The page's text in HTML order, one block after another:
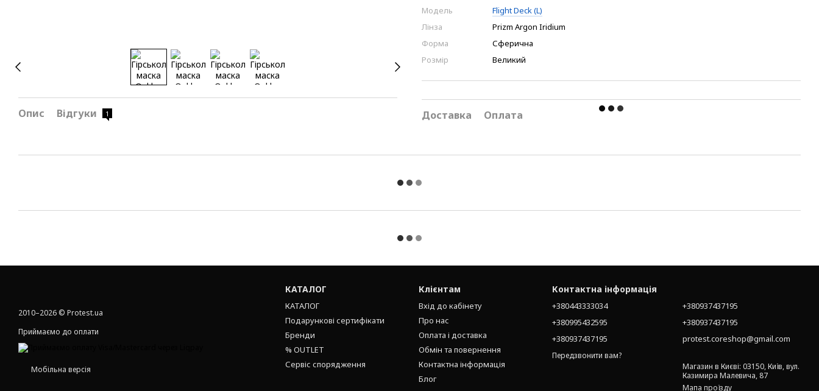
Опис Відгуки 1
Модель
Flight Deck (L)
Лінза
Prizm Argon Iridium
Форма
Сферична
Розмір
Великий
Доставка Оплата
2010–2026 © Protest.ua
Приймаємо до оплати
Мобільна версія
КАТАЛОГ
КАТАЛОГ
Подарункові сертифікати
Бренди
% OUTLET
Сервіс спорядження
Клієнтам
Вхід до кабінету
Про нас
Оплата і доставка
Обмін та повернення
Контактна інформація
Блог
Контактна інформація
+380443333034
+380995432595
+380937437195
Передзвонити вам?
+380937437195
+380937437195
protest.coreshop@gmail.com
Магазин в Києві: 03150, Київ, вул.
Казимира Малевича, 87
Мапа проїзду